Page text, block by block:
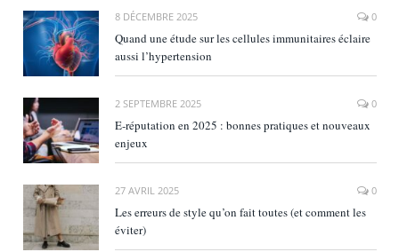
8 DÉCEMBRE 2025 0
Quand une étude sur les cellules immunitaires éclaire
aussi l’hypertension
2 SEPTEMBRE 2025 0
E‑réputation en 2025 : bonnes pratiques et nouveaux
enjeux
27 AVRIL 2025 0
Les erreurs de style qu’on fait toutes (et comment les
éviter)